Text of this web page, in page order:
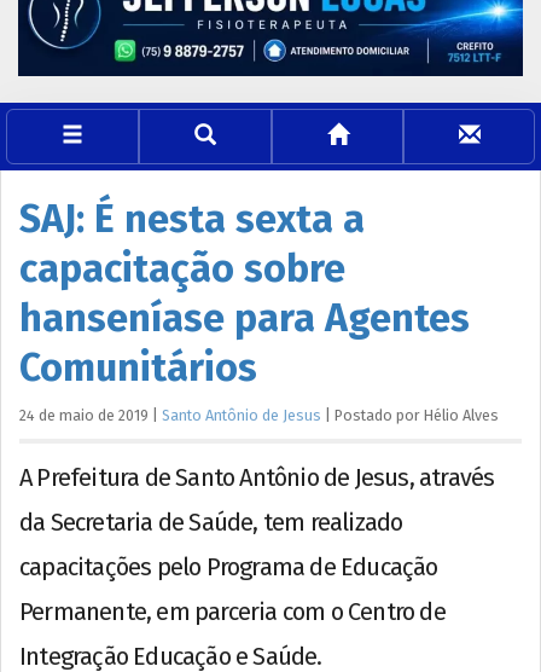
SAJ: É nesta sexta a
capacitação sobre
hanseníase para Agentes
Comunitários
24 de maio de 2019 Santo Antônio de Jesus Postado por Hélio Alves
A Prefeitura de Santo Antônio de Jesus, através
da Secretaria de Saúde, tem realizado
capacitações pelo Programa de Educação
Permanente, em parceria com o Centro de
Integração Educação e Saúde.